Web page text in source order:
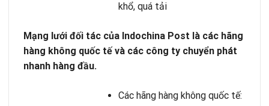
khổ, quá tải
Mạng lưới đối tác của Indochina Post là các hãng
hàng không quốc tế và các công ty chuyển phát
nhanh hàng đầu.
Các hãng hàng không quốc tế: